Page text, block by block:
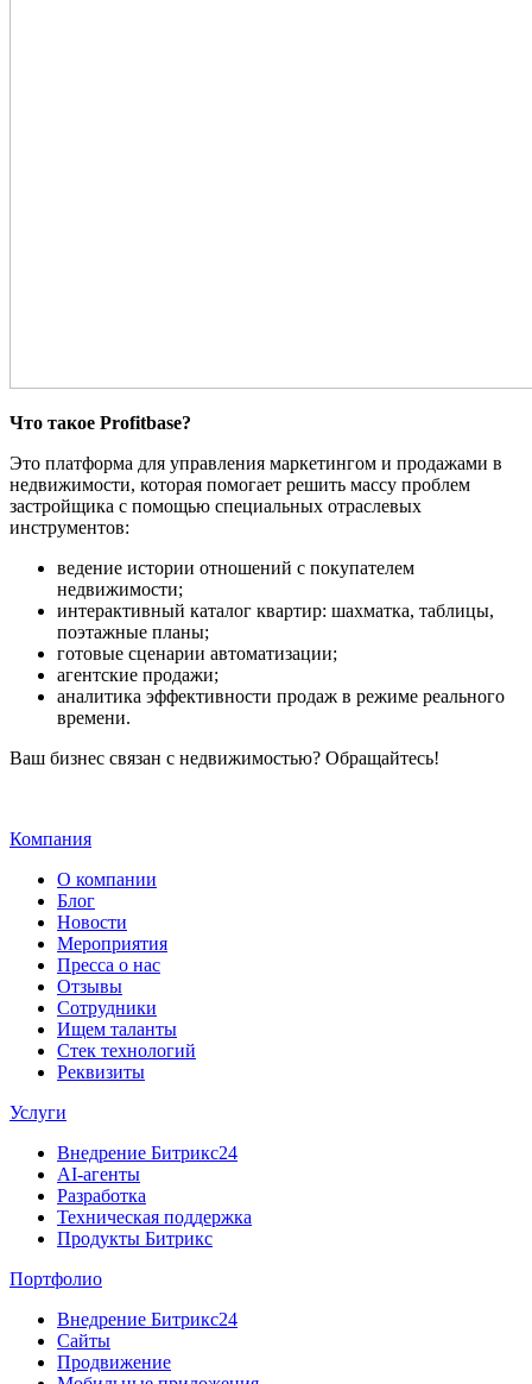
Что такое Profitbase?
Это платформа для управления маркетингом и продажами в
недвижимости, которая помогает решить массу проблем
застройщика c помощью специальных отраслевых
инструментов:
ведение истории отношений с покупателем
недвижимости;
интерактивный каталог квартир: шахматка, таблицы,
поэтажные планы;
готовые сценарии автоматизации;
агентские продажи;
аналитика эффективности продаж в режиме реального
времени.
Ваш бизнес связан с недвижимостью? Обращайтесь!
Компания
О компании
Блог
Новости
Мероприятия
Пресса о нас
Отзывы
Сотрудники
Ищем таланты
Стек технологий
Реквизиты
Услуги
Внедрение Битрикс24
AI-агенты
Разработка
Техническая поддержка
Продукты Битрикс
Портфолио
Внедрение Битрикс24
Сайты
Продвижение